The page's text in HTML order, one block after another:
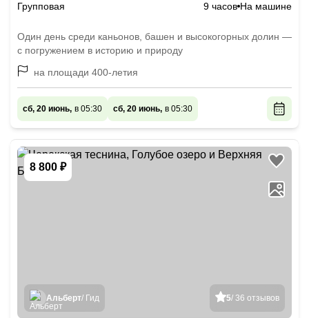
Групповая 9 часов На машине
Один день среди каньонов, башен и высокогорных долин —
с погружением в историю и природу
на площади 400-летия
сб, 20 июнь, в 05:30 сб, 20 июнь, в 05:30
8 800 ₽
5/ 36 отзывов
Альберт/ Гид